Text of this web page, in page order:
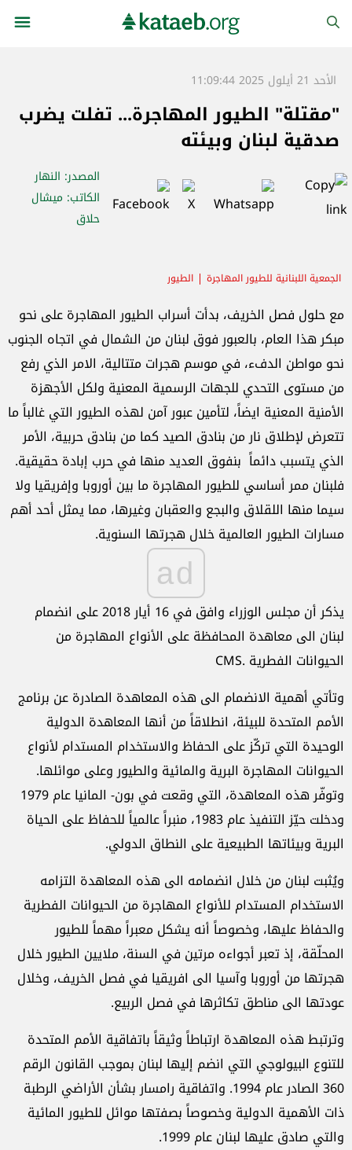
الأحد 21 أيلول 2025 11:09:44
"مقتلة" الطيور المهاجرة... تفلت يضرب
صدقية لبنان وبيئته
المصدر: النهار
الكاتب: ميشال
حلاق
الجمعية اللبنانية للطيور المهاجرة الطيور
مع حلول فصل الخريف، بدأت أسراب الطيور المهاجرة على نحو
مبكر هذا العام، بالعبور فوق لبنان من الشمال في اتجاه الجنوب
نحو مواطن الدفء، في موسم هجرات متتالية، الامر الذي رفع
من مستوى التحدي للجهات الرسمية المعنية ولكل الأجهزة
الأمنية المعنية ايضاً، لتأمين عبور آمن لهذه الطيور التي غالباً ما
تتعرض لإطلاق نار من بنادق الصيد كما من بنادق حربية، الأمر
الذي يتسبب دائماً بنفوق العديد منها في حرب إبادة حقيقية.
فلبنان ممر أساسي للطيور المهاجرة ما بين أوروبا وإفريقيا ولا
سيما منها اللقلاق والبجع والعقبان وغيرها، مما يمثل أحد أهم
مسارات الطيور العالمية خلال هجرتها السنوية.
ad
يذكر أن مجلس الوزراء وافق في 16 أيار 2018 على انضمام
لبنان الى معاهدة المحافظة على الأنواع المهاجرة من
الحيوانات الفطرية .CMS
وتأتي أهمية الانضمام الى هذه المعاهدة الصادرة عن برنامج
الأمم المتحدة للبيئة، انطلاقاً من أنها المعاهدة الدولية
الوحيدة التي تركّز على الحفاظ والاستخدام المستدام لأنواع
الحيوانات المهاجرة البرية والمائية والطيور وعلى موائلها.
وتوفّر هذه المعاهدة، التي وقعت في بون- المانيا عام 1979
ودخلت حيّز التنفيذ عام 1983، منبراً عالمياً للحفاظ على الحياة
البرية وبيئاتها الطبيعية على النطاق الدولي.
ويُثبت لبنان من خلال انضمامه الى هذه المعاهدة التزامه
الاستخدام المستدام للأنواع المهاجرة من الحيوانات الفطرية
والحفاظ عليها، وخصوصاً أنه يشكل معبراً مهماً للطيور
المحلّقة، إذ تعبر أجواءه مرتين في السنة، ملايين الطيور خلال
هجرتها من أوروبا وآسيا الى افريقيا في فصل الخريف، وخلال
عودتها الى مناطق تكاثرها في فصل الربيع.
وترتبط هذه المعاهدة ارتباطاً وثيقاً باتفاقية الأمم المتحدة
للتنوع البيولوجي التي انضم إليها لبنان بموجب القانون الرقم
360 الصادر عام 1994. واتفاقية رامسار بشأن الأراضي الرطبة
ذات الأهمية الدولية وخصوصاً بصفتها موائل للطيور المائية
والتي صادق عليها لبنان عام 1999.